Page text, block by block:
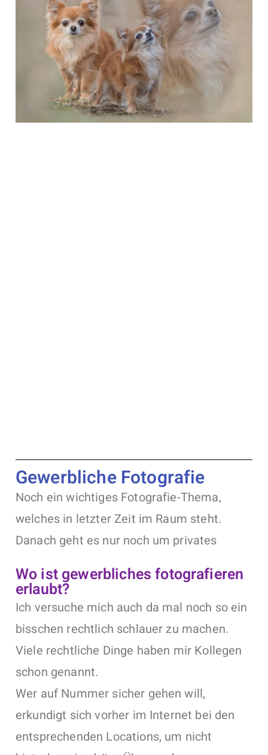
Gewerbliche Fotografie
Noch ein wichtiges Fotografie-Thema,
welches in letzter Zeit im Raum steht.
Danach geht es nur noch um privates
Wo ist gewerbliches fotografieren
erlaubt?
Ich versuche mich auch da mal noch so ein
bisschen rechtlich schlauer zu machen.
Viele rechtliche Dinge haben mir Kollegen
schon genannt.
Wer auf Nummer sicher gehen will,
erkundigt sich vorher im Internet bei den
entsprechenden Locations, um nicht